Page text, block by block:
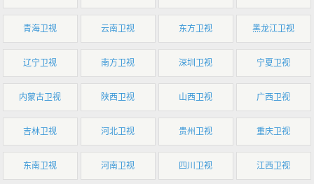
青海卫视 云南卫视 东方卫视 黑龙江卫视
辽宁卫视 南方卫视 深圳卫视 宁夏卫视
内蒙古卫视 陕西卫视 山西卫视 广西卫视
吉林卫视 河北卫视 贵州卫视 重庆卫视
东南卫视 河南卫视 四川卫视 江西卫视